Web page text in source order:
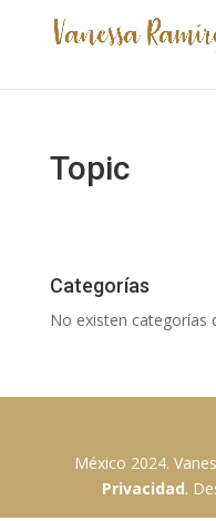
Topic
Categorías
No existen categorías
México 2024.
Privacidad.